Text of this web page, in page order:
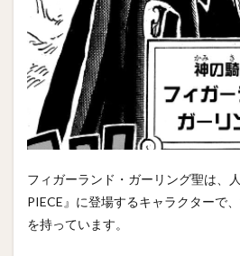
フィガーランド・ガーリング聖は、
PIECE』に登場するキャラクターで
を持っています。